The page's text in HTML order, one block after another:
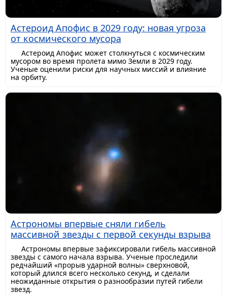
Астероид Апофис в 2029 году: новая угроза
от космического мусора
Астероид Апофис может столкнуться с космическим
мусором во время пролета мимо Земли в 2029 году.
Ученые оценили риски для научных миссий и влияние
на орбиту.
Астрономы впервые сняли гибель
массивной звезды с первой секунды взрыва
Астрономы впервые зафиксировали гибель массивной
звезды с самого начала взрыва. Ученые проследили
редчайший «прорыв ударной волны» сверхновой,
который длился всего несколько секунд, и сделали
неожиданные открытия о разнообразии путей гибели
звезд.